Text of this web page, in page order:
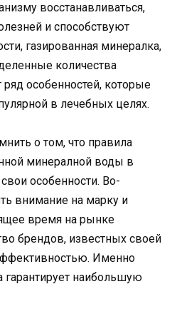
восстанавливаться,
и способствуют
газированная минералка,
количества
ряд особенностей, которые
в лечебных целях.
о том, что правила
минералной воды в
особенности. Во-
внимание на марку и
время на рынке
брендов, известных своей
Именно
гарантирует наибольшую